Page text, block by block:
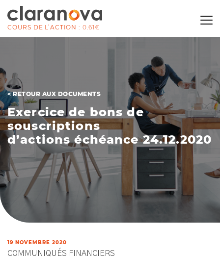
COURS DE L’ACTION : 0.61€
< RETOUR AUX DOCUMENTS
Exercice de bons de
souscriptions
d’actions échéance 24.12.2020
19 NOVEMBRE 2020
COMMUNIQUÉS FINANCIERS